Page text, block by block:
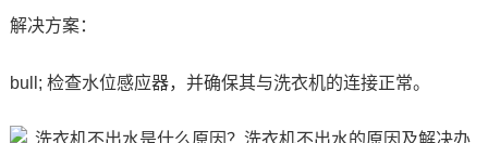
解决方案：
bull; 检查水位感应器，并确保其与洗衣机的连接正常。